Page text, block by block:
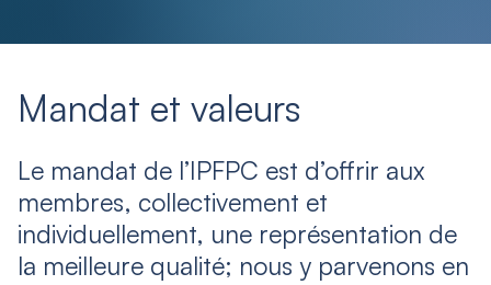
Mandat et valeurs
Le mandat de l’IPFPC est d’offrir aux
membres, collectivement et
individuellement, une représentation de
la meilleure qualité; nous y parvenons en